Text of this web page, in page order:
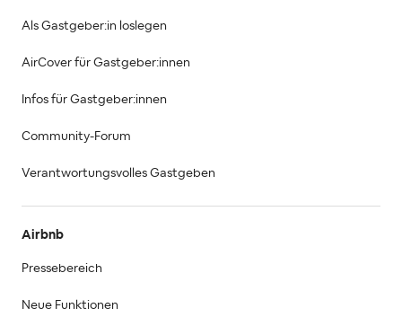
Als Gastgeber:in loslegen
AirCover für Gastgeber:innen
Infos für Gastgeber:innen
Community-Forum
Verantwortungsvolles Gastgeben
Airbnb
Pressebereich
Neue Funktionen